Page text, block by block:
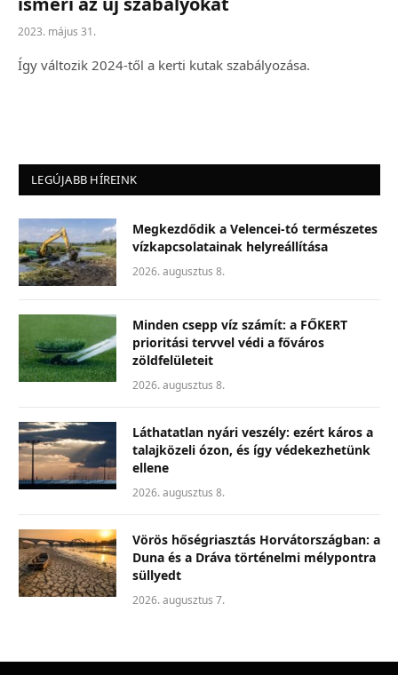
2023. május 31.
Így változik 2024-től a kerti kutak szabályozása.
LEGÚJABB HÍREINK
Megkezdődik a Velencei-tó természetes
vízkapcsolatainak helyreállítása
2026. augusztus 8.
Minden csepp víz számít: a FŐKERT
prioritási tervvel védi a főváros
zöldfelületeit
2026. augusztus 8.
Láthatatlan nyári veszély: ezért káros a
talajközeli ózon, és így védekezhetünk
ellene
2026. augusztus 8.
Vörös hőségriasztás Horvátországban: a
Duna és a Dráva történelmi mélypontra
süllyedt
2026. augusztus 7.